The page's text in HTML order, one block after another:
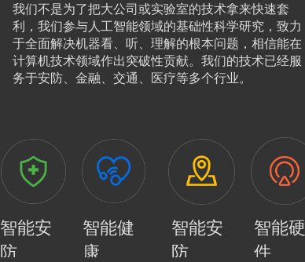
我们不是为了把大公司或实验室的技术拿来快速套
利，我们参与人工智能领域的基础性科学研究，致力
于全面解决机器看、听、理解的根本问题，相信能在
计算机技术领域作出突破性贡献。我们的技术已经服
务于安防、金融、交通、医疗等多个行业。
智能安
防
智能健
康
智能安
防
智能硬
件